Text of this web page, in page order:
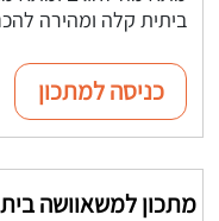
ביתית קלה ומהירה
כניסה למתכון
מתכון למשאוושה